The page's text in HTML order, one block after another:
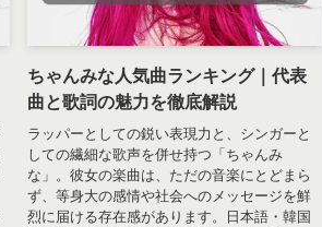
ちゃんみな人気曲ランキング｜代表
曲と歌詞の魅力を徹底解説
ラッパーとしての鋭い表現力と、シンガーと
しての繊細な歌声を併せ持つ「ちゃんみ
な」。彼女の楽曲は、ただの音楽にとどまら
ず、等身大の感情や社会へのメッセージを鮮
烈に届ける存在感があります。日本語・韓国